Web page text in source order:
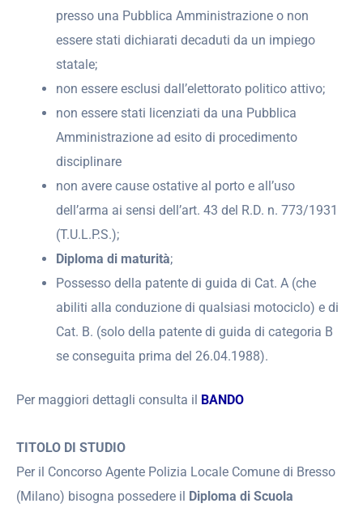
presso una Pubblica Amministrazione o non
essere stati dichiarati decaduti da un impiego
statale;
non essere esclusi dall’elettorato politico attivo;
non essere stati licenziati da una Pubblica
Amministrazione ad esito di procedimento
disciplinare
non avere cause ostative al porto e all’uso
dell’arma ai sensi dell’art. 43 del R.D. n. 773/1931
(T.U.L.P.S.);
Diploma di maturità;
Possesso della patente di guida di Cat. A (che
abiliti alla conduzione di qualsiasi motociclo) e di
Cat. B. (solo della patente di guida di categoria B
se conseguita prima del 26.04.1988).
Per maggiori dettagli consulta il BANDO
TITOLO DI STUDIO
Per il Concorso Agente Polizia Locale Comune di Bresso
(Milano) bisogna possedere il
Diploma di Scuola